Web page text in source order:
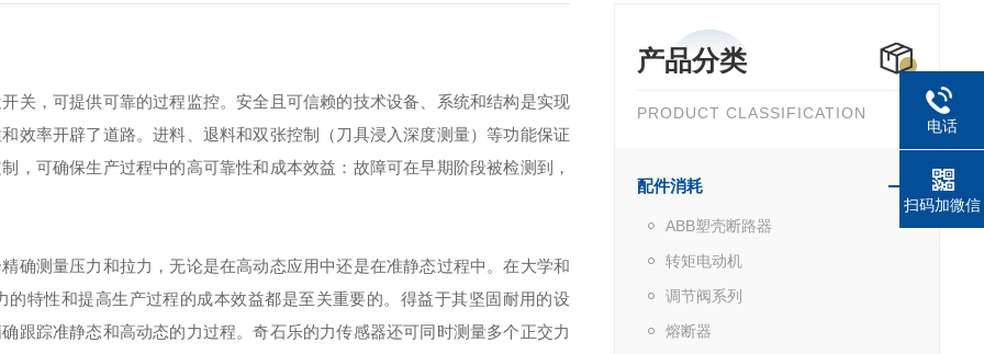
产品分类
PRODUCT CLASSIFICATION
配件消耗
ABB塑壳断路器
转矩电动机
调节阀系列
熔断器
关，可提供可靠的过程监控。安全且可信赖的技术设备、系统和结构是实现
效率开辟了道路。进料、退料和双张控制（刀具浸入深度测量）等功能保证
，可确保生产过程中的高可靠性和成本效益：故障可在早期阶段被检测到，
确测量压力和拉力，无论是在高动态应用中还是在准静态过程中。在大学和
特性和提高生产过程的成本效益都是至关重要的。得益于其坚固耐用的设
跟踪准静态和高动态的力过程。奇石乐的力传感器还可同时测量多个正交力
电话
扫码加微信